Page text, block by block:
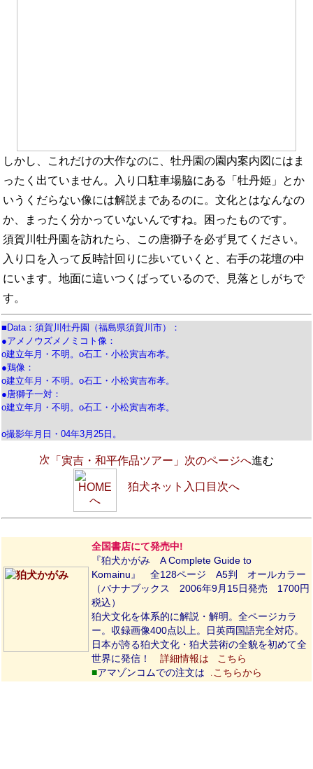
しかし、これだけの大作なのに、牡丹園の園内案内図にはま
ったく出ていません。入り口駐車場脇にある「牡丹姫」とか
いうくだらない像には解説まであるのに。文化とはなんなの
か、まったく分かっていないんですね。困ったものです。
須賀川牡丹園を訪れたら、この唐獅子を必ず見てください。
入り口を入って反時計回りに歩いていくと、右手の花壇の中
にいます。地面に這いつくばっているので、見落としがちで
す。
■Data：須賀川牡丹園（福島県須賀川市）：
●アメノウズメノミコト像：
ο建立年月・不明。ο石工・小松寅吉布孝。
●鶏像：
ο建立年月・不明。ο石工・小松寅吉布孝。
●唐獅子一対：
ο建立年月・不明。ο石工・小松寅吉布孝。
ο撮影年月日・04年3月25日。
「寅吉・和平作品ツアー」次のページへ進む
狛犬ネット入口目次へ
全国書店にて発売中!
『狛犬かがみ A Complete Guide to
Komainu』 全128ページ A5判 オールカラー
（バナナブックス 2006年9月15日発売 1700円
税込）
狛犬文化を体系的に解説・解明。全ページカラ
ー。収録画像400点以上。日英両国語完全対応。
日本が誇る狛犬文化・狛犬芸術の全貌を初めて全
世界に発信！ 詳細情報は
こちら
■アマゾンコムでの注文は こちらから